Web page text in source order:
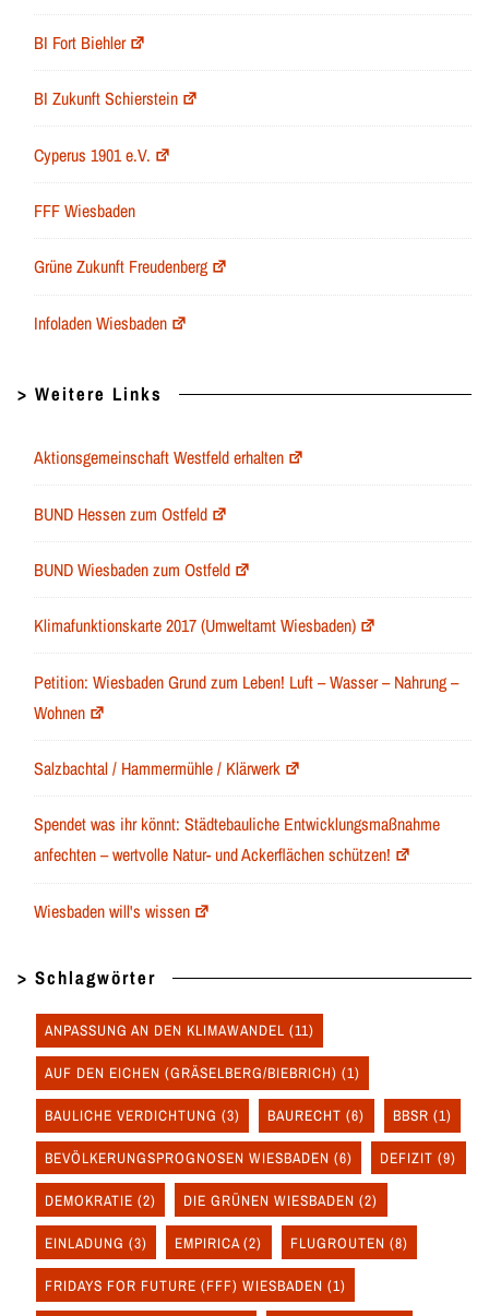
BI Fort Biehler
BI Zukunft Schierstein
Cyperus 1901 e.V.
FFF Wiesbaden
Grüne Zukunft Freudenberg
Infoladen Wiesbaden
> Weitere Links
Aktionsgemeinschaft Westfeld erhalten
BUND Hessen zum Ostfeld
BUND Wiesbaden zum Ostfeld
Klimafunktionskarte 2017 (Umweltamt Wiesbaden)
Petition: Wiesbaden Grund zum Leben! Luft – Wasser – Nahrung –
Wohnen
Salzbachtal / Hammermühle / Klärwerk
Spendet was ihr könnt: Städtebauliche Entwicklungsmaßnahme
anfechten – wertvolle Natur- und Ackerflächen schützen!
Wiesbaden will's wissen
> Schlagwörter
ANPASSUNG AN DEN KLIMAWANDEL (11)
AUF DEN EICHEN (GRÄSELBERG/BIEBRICH) (1)
BAULICHE VERDICHTUNG (3) BAURECHT (6) BBSR (1)
BEVÖLKERUNGSPROGNOSEN WIESBADEN (6) DEFIZIT (9)
DEMOKRATIE (2) DIE GRÜNEN WIESBADEN (2)
EINLADUNG (3) EMPIRICA(2) FLUGROUTEN (8)
FRIDAYS FOR FUTURE (FFF) WIESBADEN (1)